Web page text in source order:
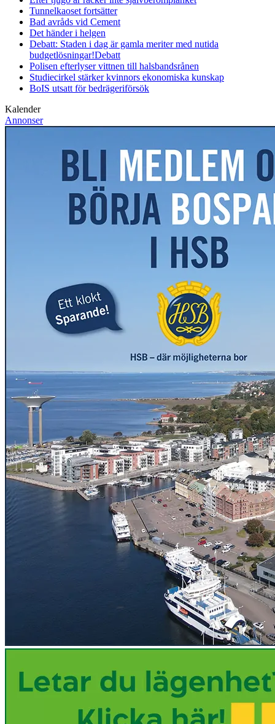
Tunnelkaoset fortsätter
Bad avråds vid Cement
Det händer i helgen
Debatt: Staden i dag är gamla meriter med nutida
budgetlösningar!Debatt
Polisen efterlyser vittnen till halsbandsrånen
Studiecirkel stärker kvinnors ekonomiska kunskap
BoIS utsatt för bedrägeriförsök
Kalender
Annonser